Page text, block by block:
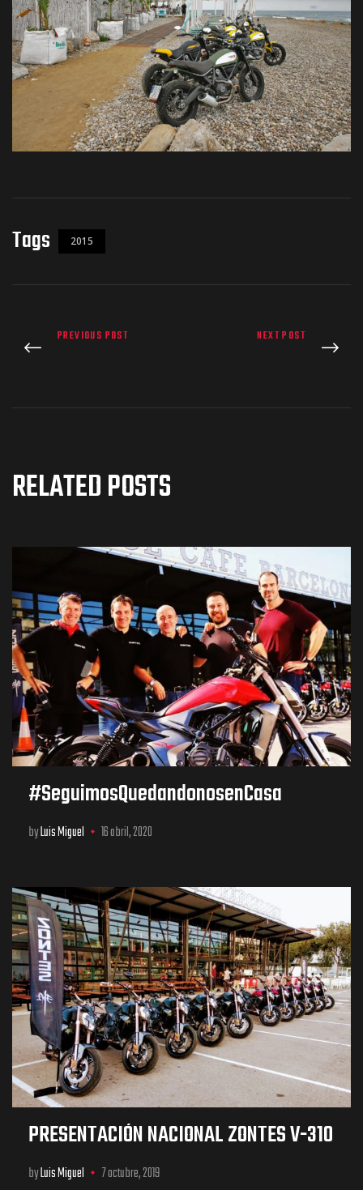
Tags 2015
PREVIOUS POST NEXT POST
RELATED POSTS
#SeguimosQuedandonosenCasa
byLuis Miguel 16 abril, 2020
PRESENTACIÓN NACIONAL ZONTES V-310
byLuis Miguel 7 octubre, 2019